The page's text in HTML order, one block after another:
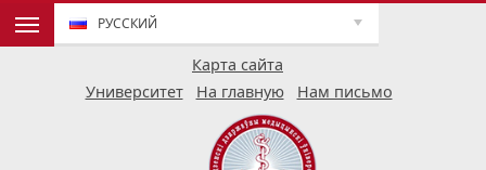
Карта сайта
РУССКИЙ
Университет На главную Нам письмо